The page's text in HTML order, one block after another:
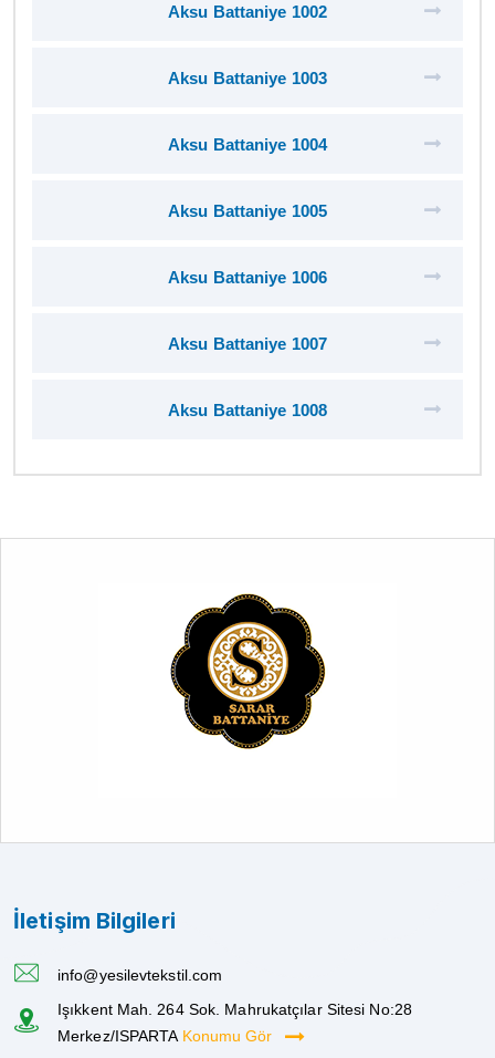
Aksu Battaniye 1002
Aksu Battaniye 1003
Aksu Battaniye 1004
Aksu Battaniye 1005
Aksu Battaniye 1006
Aksu Battaniye 1007
Aksu Battaniye 1008
İletişim Bilgileri
info@yesilevtekstil.com
Işıkkent Mah. 264 Sok. Mahrukatçılar Sitesi No:28
Merkez/ISPARTA Konumu Gör